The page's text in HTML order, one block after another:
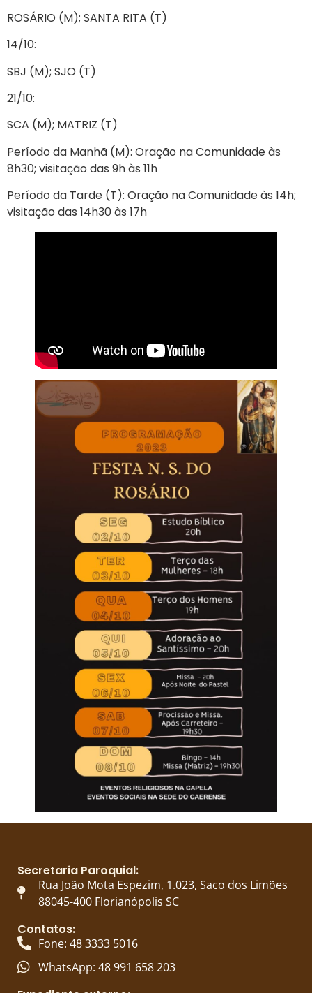
ROSÁRIO (M); SANTA RITA (T)
14/10:
SBJ (M); SJO (T)
21/10:
SCA (M); MATRIZ (T)
Período da Manhã (M): Oração na Comunidade às
8h30; visitação das 9h às 11h
Período da Tarde (T): Oração na Comunidade às 14h;
visitação das 14h30 às 17h
Secretaria Paroquial:
Rua João Mota Espezim, 1.023, Saco dos Limões
88045-400 Florianópolis SC
Contatos:
Fone: 48 3333 5016
WhatsApp: 48 991 658 203